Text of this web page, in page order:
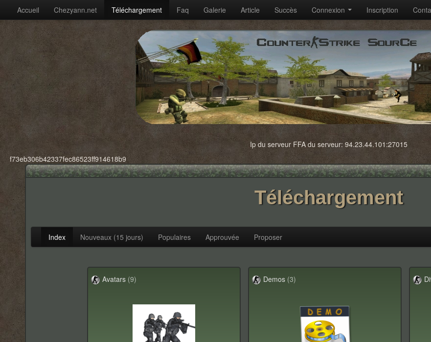
Accueil Chezyann.net Téléchargement Faq Galerie Article Succès Connexion Inscription
Ip du serveur FFA du serveur: 94.23.44.101:27015
f73eb306b42337fec86523ff914618b9
Téléchargement
Index Nouveaux (15 jours) Populaires Approuvée Proposer
Avatars (9) Demos (3)